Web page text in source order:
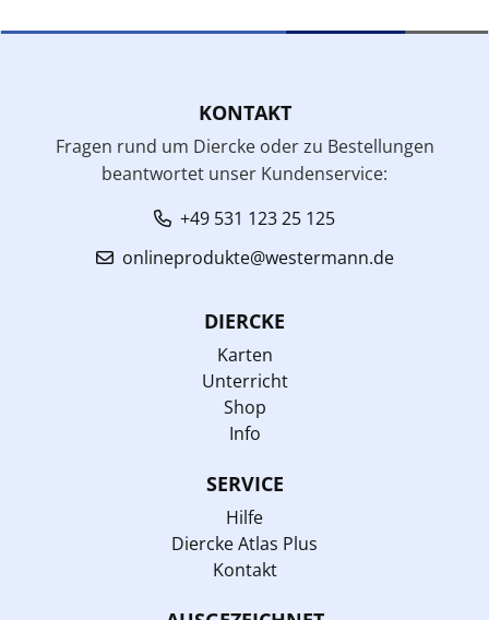
KONTAKT
Fragen rund um Diercke oder zu Bestellungen
beantwortet unser Kundenservice:
+49 531 123 25 125
onlineprodukte@westermann.de
DIERCKE
Karten
Unterricht
Shop
Info
SERVICE
Hilfe
Diercke Atlas Plus
Kontakt